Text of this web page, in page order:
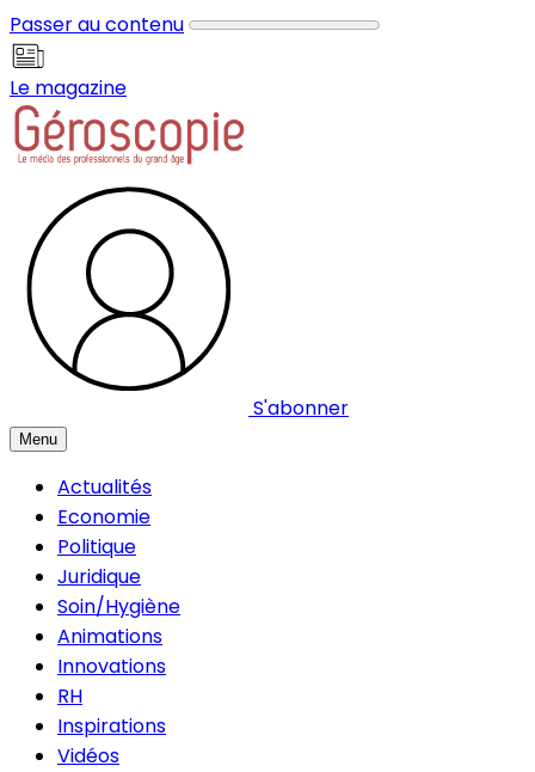
Passer au contenu
Le magazine
S'abonner
Menu
Actualités
Economie
Politique
Juridique
Soin/Hygiène
Animations
Innovations
RH
Inspirations
Vidéos
Panneau de gestion des cookies